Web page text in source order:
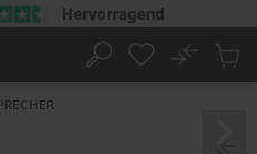
Suche
No